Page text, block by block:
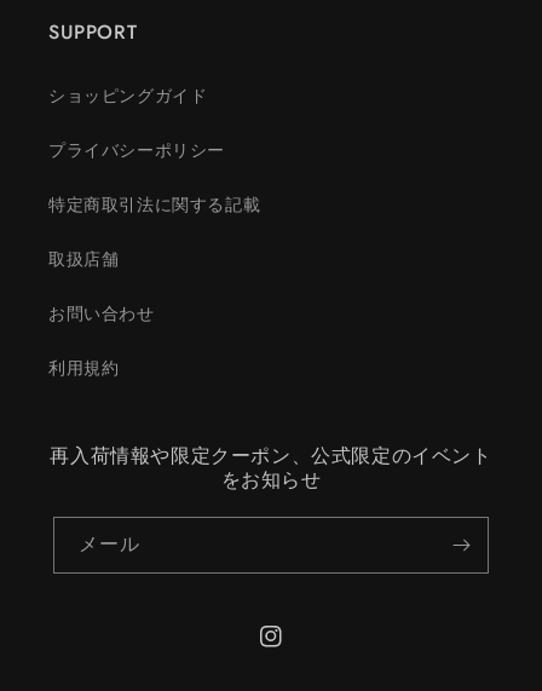
SUPPORT
ショッピングガイド
プライバシーポリシー
特定商取引法に関する記載
取扱店舗
お問い合わせ
利用規約
再入荷情報や限定クーポン、公式限定のイベント
をお知らせ
メール
Instagram